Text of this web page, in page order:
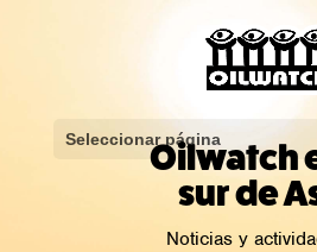
Seleccionar páginaOilwatch
sur de
Noticias y